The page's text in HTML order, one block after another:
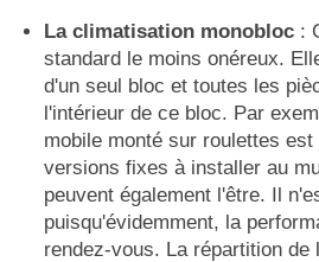
La climatisation monobloc:
standard le moins onéreux.
d'un seul bloc et toutes les
l'intérieur de ce bloc. Par
mobile monté sur roulettes
versions fixes à installer au
peuvent également l'être. Il
puisqu'évidemment, la
rendez-vous. La répartition de